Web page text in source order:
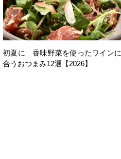
初夏に 香味野菜を使ったワインに
合うおつまみ12選【2026】